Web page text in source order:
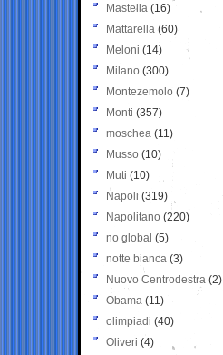
Mastella (16)
Mattarella (60)
Meloni (14)
Milano (300)
Montezemolo (7)
Monti (357)
moschea (11)
Musso (10)
Muti (10)
Napoli (319)
Napolitano (220)
no global (5)
notte bianca (3)
Nuovo Centrodestra (2)
Obama (11)
olimpiadi (40)
Oliveri (4)